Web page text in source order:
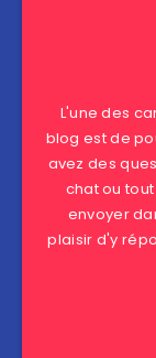
L'une des
blog est de
avez des
chat ou
envoyer
plaisir d'y